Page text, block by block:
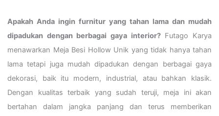
Apakah Anda ingin furnitur yang tahan lama dan mudah
dipadukan dengan berbagai gaya interior?Futago Karya
menawarkan Meja Besi Hollow Unik yang tidak hanya tahan
lama tetapi juga mudah dipadukan dengan berbagai gaya
dekorasi, baik itu modern, industrial, atau bahkan klasik.
Dengan kualitas terbaik yang sudah teruji, meja ini akan
bertahan dalam jangka panjang dan terus memberikan